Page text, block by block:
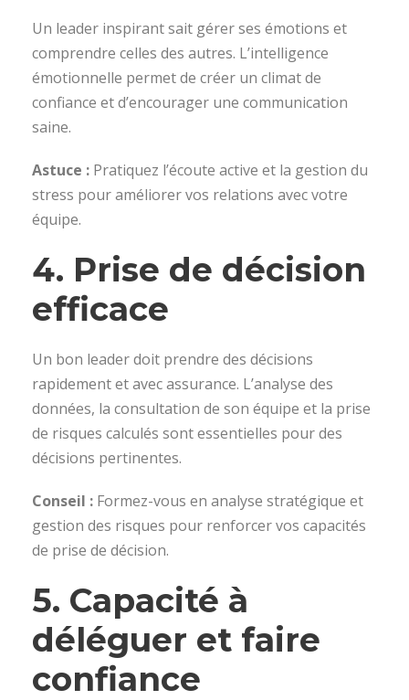
Un leader inspirant sait gérer ses émotions et
comprendre celles des autres. L’intelligence
émotionnelle permet de créer un climat de
confiance et d’encourager une communication
saine.
Astuce : Pratiquez l’écoute active et la gestion du
stress pour améliorer vos relations avec votre
équipe.
4. Prise de décision
efficace
Un bon leader doit prendre des décisions
rapidement et avec assurance. L’analyse des
données, la consultation de son équipe et la prise
de risques calculés sont essentielles pour des
décisions pertinentes.
Conseil : Formez-vous en analyse stratégique et
gestion des risques pour renforcer vos capacités
de prise de décision.
5. Capacité à
déléguer et faire
confiance